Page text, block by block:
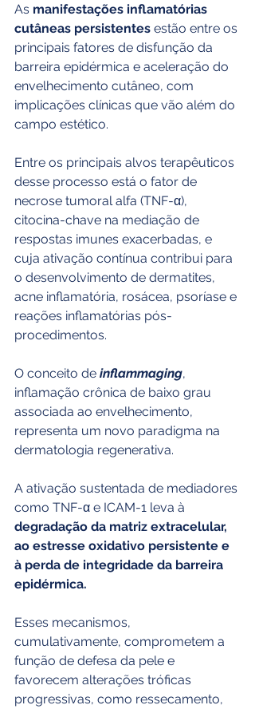
As manifestações inflamatórias
cutâneas persistentes estão entre os
principais fatores de disfunção da
barreira epidérmica e aceleração do
envelhecimento cutâneo, com
implicações clínicas que vão além do
campo estético.
Entre os principais alvos terapêuticos
desse processo está o fator de
necrose tumoral alfa (TNF-α),
citocina-chave na mediação de
respostas imunes exacerbadas, e
cuja ativação contínua contribui para
o desenvolvimento de dermatites,
acne inflamatória, rosácea, psoríase e
reações inflamatórias pós-
procedimentos.
O conceito de inflammaging,
inflamação crônica de baixo grau
associada ao envelhecimento,
representa um novo paradigma na
dermatologia regenerativa.
A ativação sustentada de mediadores
como TNF-α e ICAM-1 leva à
degradação da matriz extracelular,
ao estresse oxidativo persistente e
à perda de integridade da barreira
epidérmica.
Esses mecanismos,
cumulativamente, comprometem a
função de defesa da pele e
favorecem alterações tróficas
progressivas, como ressecamento,